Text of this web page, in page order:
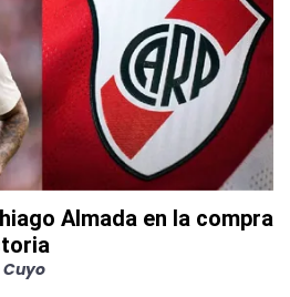
Almada en la compra